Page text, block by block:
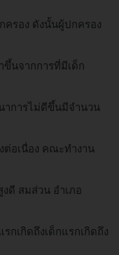
ครอง ดังนั้นผู้ปกครอง
นจากการที่มีเด็ก
าการไม่ดีขึ้นมีจำนวน
อเนื่อง คณะทำงาน
ดี สมส่วน อำเภอ
เกิดถึงเด็กแรกเกิดถึง